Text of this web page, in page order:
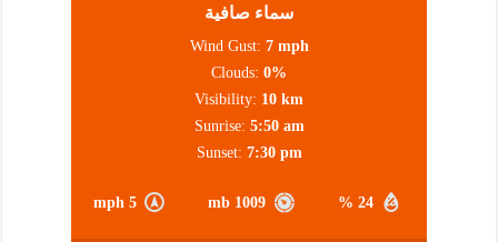
سماء صافية
24 %
1009 mb
5 mph
Wind Gust: 7 mph
Clouds: 0%
Visibility: 10 km
Sunrise: 5:50 am
Sunset: 7:30 pm